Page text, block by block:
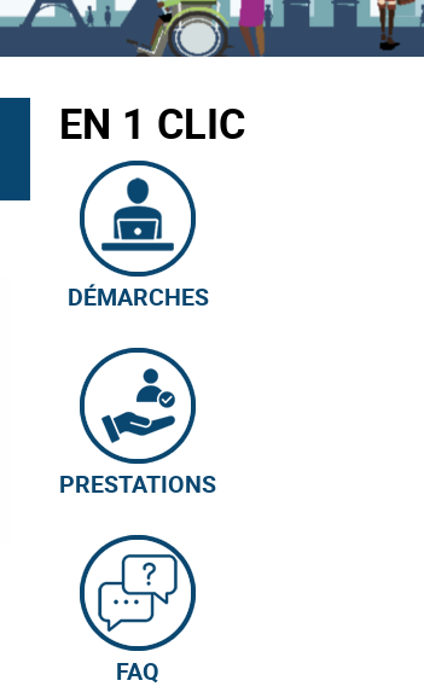
EN 1 CLIC
DÉMARCHES
PRESTATIONS
FAQ